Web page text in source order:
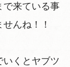
で来ている事
んね！！
いくとヤブツ